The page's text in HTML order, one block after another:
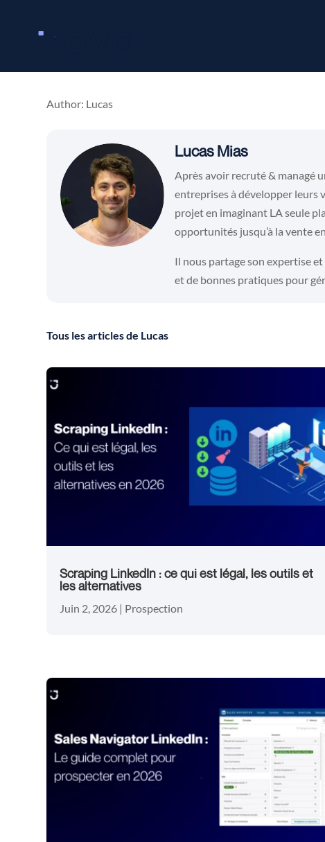
Author: Lucas
Lucas Mias
Après avoir recruté & managé
entreprises à développer leurs
projet en imaginant LA seule
opportunités jusqu’à la vente
Il nous partage son expertise
et de bonnes pratiques pour
Tous les articles de Lucas
Scraping LinkedIn : ce qui est légal, les outils et
les alternatives
Juin 2, 2026 | Prospection